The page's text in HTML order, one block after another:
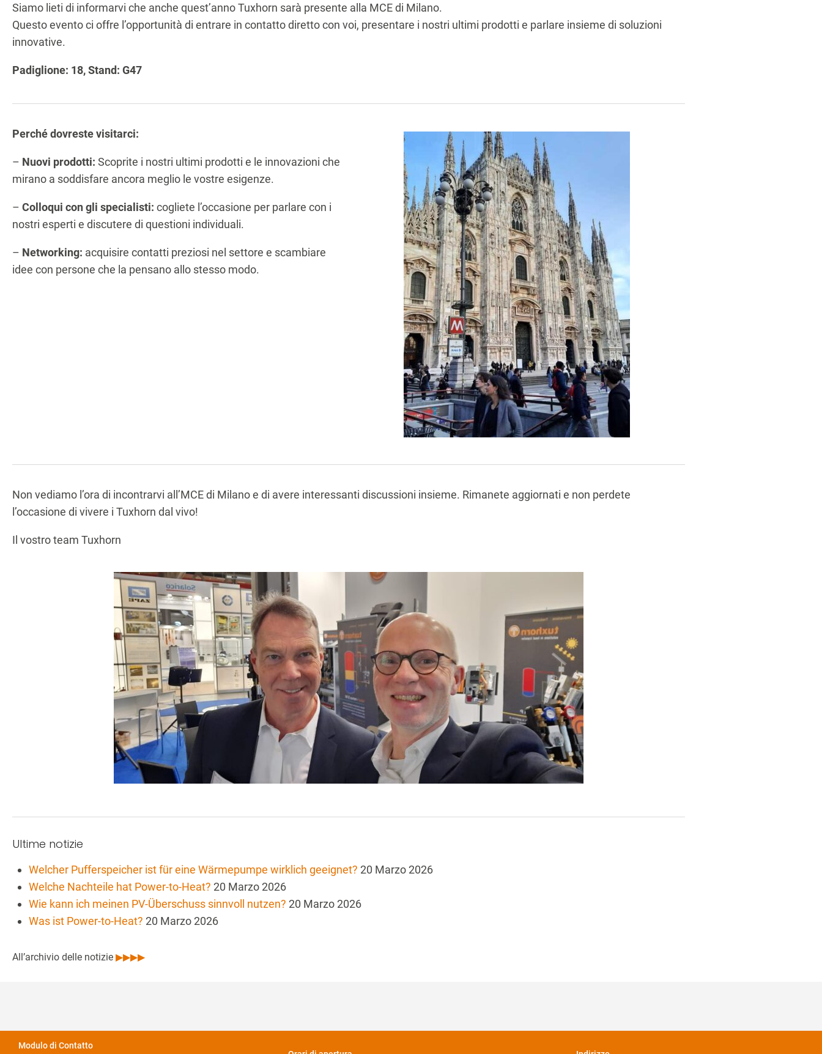
Siamo lieti di informarvi che anche quest’anno Tuxhorn sarà presente alla MCE di Milano.
Questo evento ci offre l’opportunità di entrare in contatto diretto con voi, presentare i nostri ultimi prodotti e parlare insieme di soluzioni
innovative.
Padiglione: 18, Stand: G47
Perché dovreste visitarci:
– Nuovi prodotti: Scoprite i nostri ultimi prodotti e le innovazioni che
mirano a soddisfare ancora meglio le vostre esigenze.
– Colloqui con gli specialisti: cogliete l’occasione per parlare con i
nostri esperti e discutere di questioni individuali.
– Networking: acquisire contatti preziosi nel settore e scambiare
idee con persone che la pensano allo stesso modo.
Non vediamo l’ora di incontrarvi all’MCE di Milano e di avere interessanti discussioni insieme. Rimanete aggiornati e non perdete
l’occasione di vivere i Tuxhorn dal vivo!
Il vostro team Tuxhorn
Ultime notizie
Welcher Pufferspeicher ist für eine Wärmepumpe wirklich geeignet? 20 Marzo 2026
Welche Nachteile hat Power-to-Heat? 20 Marzo 2026
Wie kann ich meinen PV-Überschuss sinnvoll nutzen? 20 Marzo 2026
Was ist Power-to-Heat? 20 Marzo 2026
All’archivio delle notizie ▶▶▶▶
Modulo di Contatto